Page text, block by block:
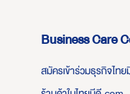
Business Care
สมัครเข้าร่วมธุรกิจไท